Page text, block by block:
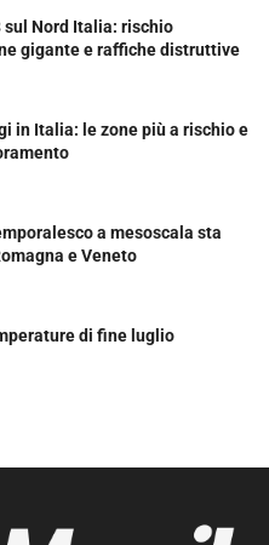
sul Nord Italia: rischio
gigante e raffiche distruttive
in Italia: le zone più a rischio e
a mesoscala sta
e Veneto
di fine luglio